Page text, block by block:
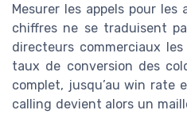
Mesurer les appels pour
chiffres ne se traduisent
directeurs commerciaux
taux de conversion des
complet, jusqu’au win rate
calling devient alors un